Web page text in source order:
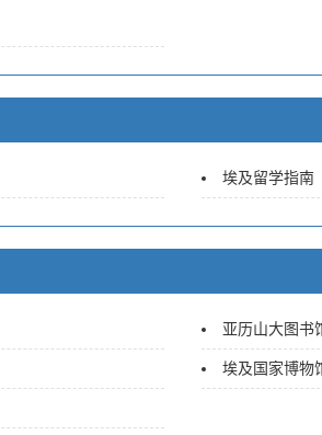
埃及留学指南
亚历山大图书
埃及国家博物